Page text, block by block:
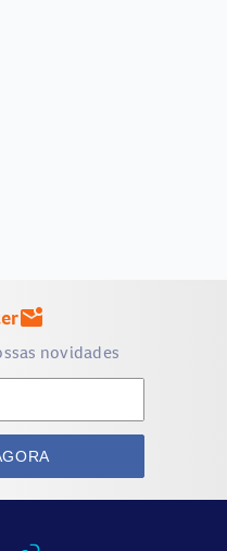
mark_email_unread
novidades